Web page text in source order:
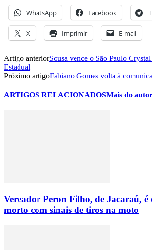
WhatsApp Facebook
X Imprimir E-mail
Artigo anteriorSousa vence o São Paulo
Estadual
Próximo artigoFabiano Gomes volta à
ARTIGOS RELACIONADOSMais do autor
Vereador Peron Filho, de Jacaraú, é
morto com sinais de tiros na moto